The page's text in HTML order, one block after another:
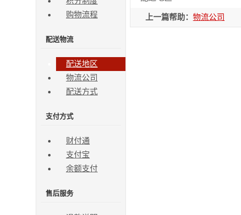
购物流程
配送物流
配送地区
物流公司
配送方式
支付方式
财付通
支付宝
余额支付
售后服务
上一篇帮助： 物流公司